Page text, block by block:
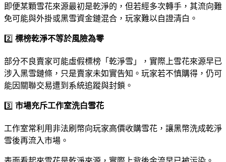
即便某顆雪花來源最初是乾淨的，但若經多次轉手，其流向難
免可能與外掛或黑雪資金鏈混合，玩家難以自證清白。
2️⃣ 標榜乾淨不等於風險為零
部分不良賣家可能虛假標榜「乾淨雪」，實際上雪花來源早已
涉入黑雪鏈條，只是賣家未如實告知。玩家若不慎購得，仍可
能因關聯交易遭到系統追蹤與封鎖。
3️⃣ 市場充斥工作室洗白雪花
工作室常利用非法刷幣向玩家高價收購雪花，讓黑幣洗成乾淨
雪後再流入市場。